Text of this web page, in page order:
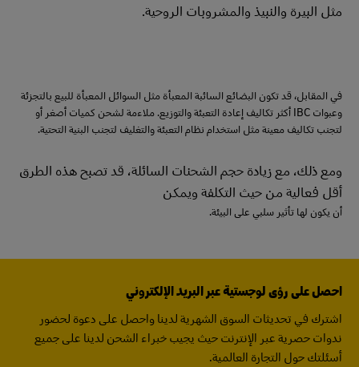
مثل البيرة والنبيذ والمشروبات الروحية.
في المقابل، قد تكون البضائع السائبة المعبأة مثل السوائل المعبأة للبيع بالتجزئة
وعبوات IBC أكثر تكاليف إعادة التعبئة والتوزيع. ملاءمة لشحن كميات أصغر أو
لتجنب تكاليف معينة مثل استخدام نظام التعبئة والتغليف لتجنب البنية التحتية.
ومع ذلك، مع زيادة حجم الشحنات السائلة، قد تصبح هذه الطرق
أقل فعالية من حيث التكلفة ويمكن
أن يكون لها تأثير سلبي على البيئة.
احصل على رؤى لوجستية عبر البريد الإلكتروني
اشترك في تحديثات السوق الشهرية لدينا واحصل على دعوة لحضور
ندوات حصرية عبر الإنترنت حيث يجيب خبراء الشحن لدينا على جميع
أسئلتك حول التجارة العالمية.